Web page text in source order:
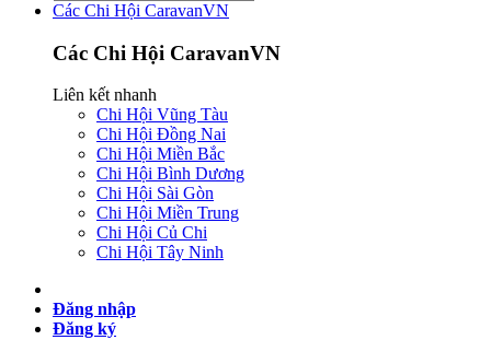
Các Chi Hội CaravanVN
Các Chi Hội CaravanVN
Liên kết nhanh
Chi Hội Vũng Tàu
Chi Hội Đồng Nai
Chi Hội Miền Bắc
Chi Hội Bình Dương
Chi Hội Sài Gòn
Chi Hội Miền Trung
Chi Hội Củ Chi
Chi Hội Tây Ninh
Đăng nhập
Đăng ký